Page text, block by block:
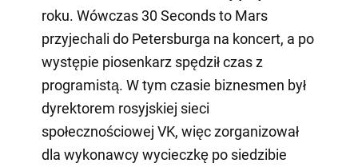
roku. Wówczas 30 Seconds to Mars
przyjechali do Petersburga na koncert, a po
występie piosenkarz spędził czas z
programistą. W tym czasie biznesmen był
dyrektorem rosyjskiej sieci
społecznościowej VK, więc zorganizował
dla wykonawcy wycieczkę po siedzibie